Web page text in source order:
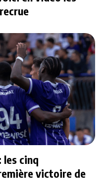
les cinq
victoire de